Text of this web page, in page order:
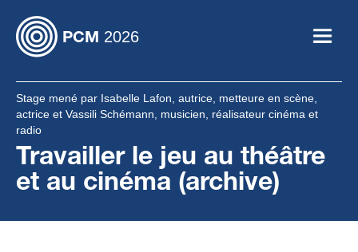
PCM 2026
Stage mené par Isabelle Lafon, autrice, metteure en scène,
actrice et Vassili Schémann, musicien, réalisateur cinéma et
radio
Travailler le jeu au théâtre
et au cinéma (archive)
Afficher